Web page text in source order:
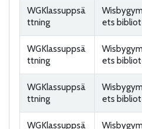
WGKlassuppsä
ttning
ets
WGKlassuppsä
ttning
ets
WGKlassuppsä
ttning
ets
WGKlassuppsä